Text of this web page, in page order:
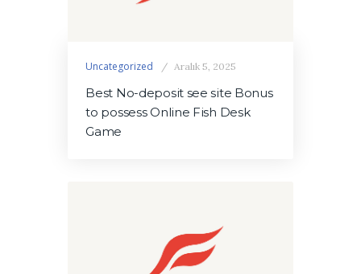
Uncategorized Aralık 5, 2025
Best No-deposit see site Bonus
to possess Online Fish Desk
Game